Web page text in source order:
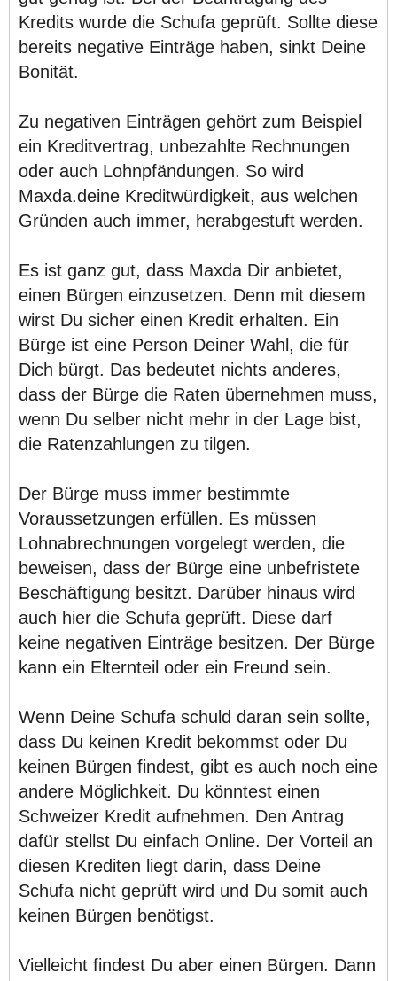
Kredits wurde die Schufa geprüft. Sollte diese
bereits negative Einträge haben, sinkt Deine
Bonität.
Zu negativen Einträgen gehört zum Beispiel
ein Kreditvertrag, unbezahlte Rechnungen
oder auch Lohnpfändungen. So wird
Maxda.deine Kreditwürdigkeit, aus welchen
Gründen auch immer, herabgestuft werden.
Es ist ganz gut, dass Maxda Dir anbietet,
einen Bürgen einzusetzen. Denn mit diesem
wirst Du sicher einen Kredit erhalten. Ein
Bürge ist eine Person Deiner Wahl, die für
Dich bürgt. Das bedeutet nichts anderes,
dass der Bürge die Raten übernehmen muss,
wenn Du selber nicht mehr in der Lage bist,
die Ratenzahlungen zu tilgen.
Der Bürge muss immer bestimmte
Voraussetzungen erfüllen. Es müssen
Lohnabrechnungen vorgelegt werden, die
beweisen, dass der Bürge eine unbefristete
Beschäftigung besitzt. Darüber hinaus wird
auch hier die Schufa geprüft. Diese darf
keine negativen Einträge besitzen. Der Bürge
kann ein Elternteil oder ein Freund sein.
Wenn Deine Schufa schuld daran sein sollte,
dass Du keinen Kredit bekommst oder Du
keinen Bürgen findest, gibt es auch noch eine
andere Möglichkeit. Du könntest einen
Schweizer Kredit aufnehmen. Den Antrag
dafür stellst Du einfach Online. Der Vorteil an
diesen Krediten liegt darin, dass Deine
Schufa nicht geprüft wird und Du somit auch
keinen Bürgen benötigst.
Vielleicht findest Du aber einen Bürgen. Dann